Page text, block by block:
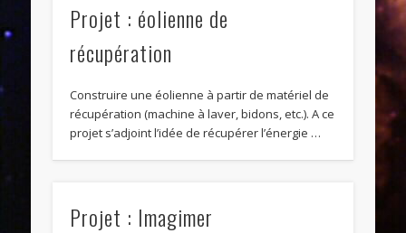
Projet : éolienne de
récupération
Construire une éolienne à partir de matériel de
récupération (machine à laver, bidons, etc.). A ce
projet s’adjoint l’idée de récupérer l’énergie …
Projet : Imagimer